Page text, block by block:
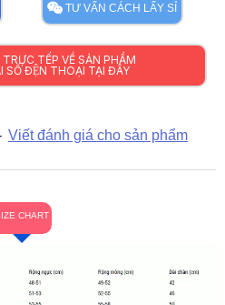
Viết đánh giá cho sản phẩm
TƯ VẤN CÁCH LẤY SỈ
TẾP VỀ SẢN PHẨM
SỐ ĐỆN THOẠI TẠI ĐÂY
CHART